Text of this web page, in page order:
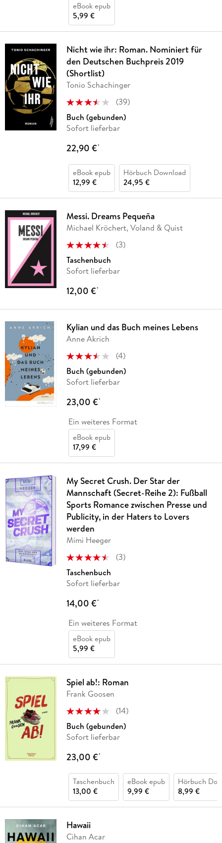
eBook epub
5,99 €
Nicht wie ihr: Roman. Nominiert für
den Deutschen Buchpreis 2019
(Shortlist)
Tonio Schachinger
(39)
Buch (gebunden)
Sofort lieferbar
22,90 €*
eBook epub
12,99 €
Hörbuch Download
24,95 €
Messi. Dreams Pequeña
Michael Kröchert, Voland & Quist
(3)
Taschenbuch
Sofort lieferbar
12,00 €*
Kylian und das Buch meines Lebens
Anne Akrich
(4)
Buch (gebunden)
Sofort lieferbar
23,00 €*
Ein weiteres Format
eBook epub
17,99 €
My Secret Crush. Der Star der
Mannschaft (Secret-Reihe 2): Fußball
Sports Romance zwischen Presse und
Publicity, in der Haters to Lovers
werden
Mimi Heeger
(3)
Taschenbuch
Sofort lieferbar
14,00 €*
Ein weiteres Format
eBook epub
5,99 €
Spiel ab!: Roman
Frank Goosen
(14)
Buch (gebunden)
Sofort lieferbar
23,00 €*
Taschenbuch
13,00 €
eBook epub
9,99 €
Hörbuch
8,99 €
Hawaii
Cihan Acar